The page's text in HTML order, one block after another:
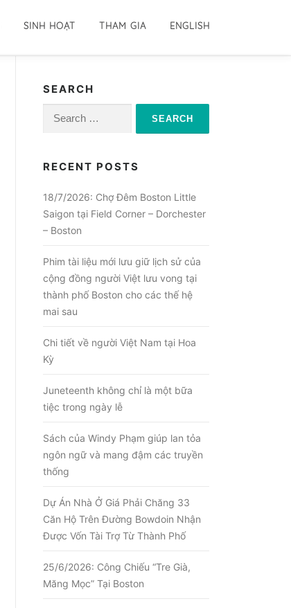
SINH HOẠT THAM GIA ENGLISH
SEARCH
Search
RECENT POSTS
18/7/2026: Chợ Đêm Boston Little
Saigon tại Field Corner – Dorchester
– Boston
Phim tài liệu mới lưu giữ lịch sử của
cộng đồng người Việt lưu vong tại
thành phố Boston cho các thế hệ
mai sau
Chi tiết về người Việt Nam tại Hoa
Kỳ
Juneteenth không chỉ là một bữa
tiệc trong ngày lễ
Sách của Windy Phạm giúp lan tỏa
ngôn ngữ và mang đậm các truyền
thống
Dự Án Nhà Ở Giá Phải Chăng 33
Căn Hộ Trên Đường Bowdoin Nhận
Được Vốn Tài Trợ Từ Thành Phố
25/6/2026: Công Chiếu “Tre Già,
Măng Mọc” Tại Boston